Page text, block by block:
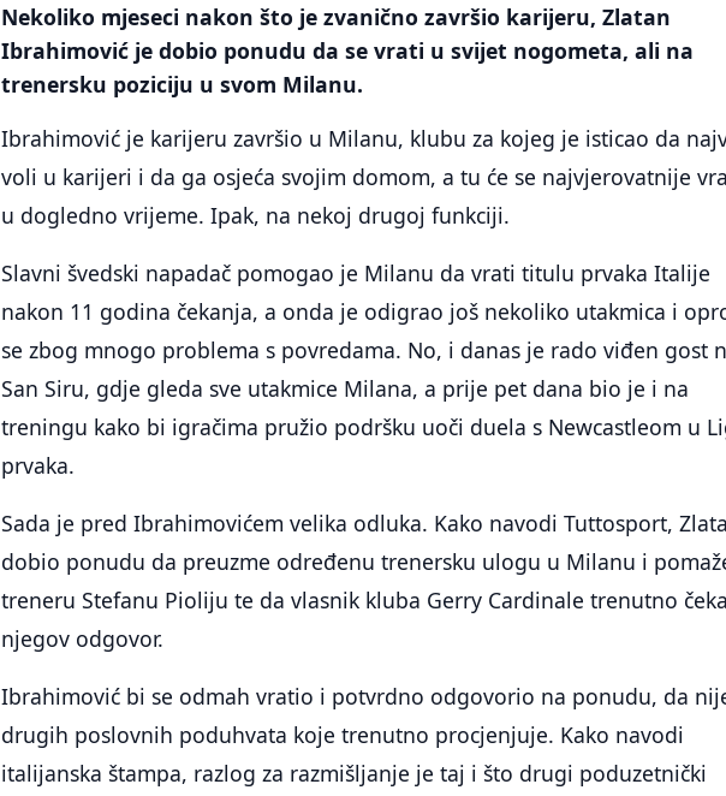
Nekoliko mjeseci nakon što je zvanično završio karijeru, Zlatan
Ibrahimović je dobio ponudu da se vrati u svijet nogometa, ali na
trenersku poziciju u svom Milanu.
Ibrahimović je karijeru završio u Milanu, klubu za kojeg je isticao da
voli u karijeri i da ga osjeća svojim domom, a tu će se najvjerovatnije
u dogledno vrijeme. Ipak, na nekoj drugoj funkciji.
Slavni švedski napadač pomogao je Milanu da vrati titulu prvaka Italije
nakon 11 godina čekanja, a onda je odigrao još nekoliko utakmica i
se zbog mnogo problema s povredama. No, i danas je rado viđen gost
San Siru, gdje gleda sve utakmice Milana, a prije pet dana bio je i na
treningu kako bi igračima pružio podršku uoči duela s Newcastleom u
prvaka.
Sada je pred Ibrahimovićem velika odluka. Kako navodi Tuttosport,
dobio ponudu da preuzme određenu trenersku ulogu u Milanu i
treneru Stefanu Pioliju te da vlasnik kluba Gerry Cardinale trenutno čeka
njegov odgovor.
Ibrahimović bi se odmah vratio i potvrdno odgovorio na ponudu, da
drugih poslovnih poduhvata koje trenutno procjenjuje. Kako navodi
italijanska štampa, razlog za razmišljanje je taj i što drugi poduzetnički